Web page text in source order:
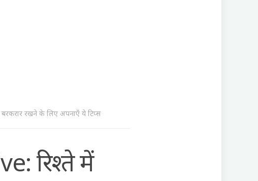
रखने के लिए अपनाएँ ये टिप्स
रिश्ते में